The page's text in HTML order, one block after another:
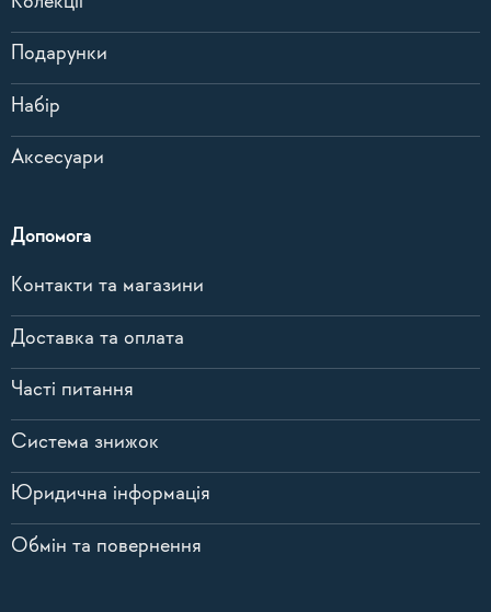
Подарунки
Набір
Аксесуари
Допомога
Контакти та магазини
Доставка та оплата
Часті питання
Система знижок
Юридична інформація
Обмін та повернення